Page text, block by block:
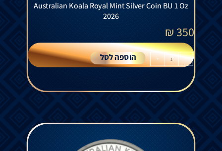
Australian Koala Royal Mint Silver Coin BU 1 Oz
2026
350
₪
-
+ הוספה לסל